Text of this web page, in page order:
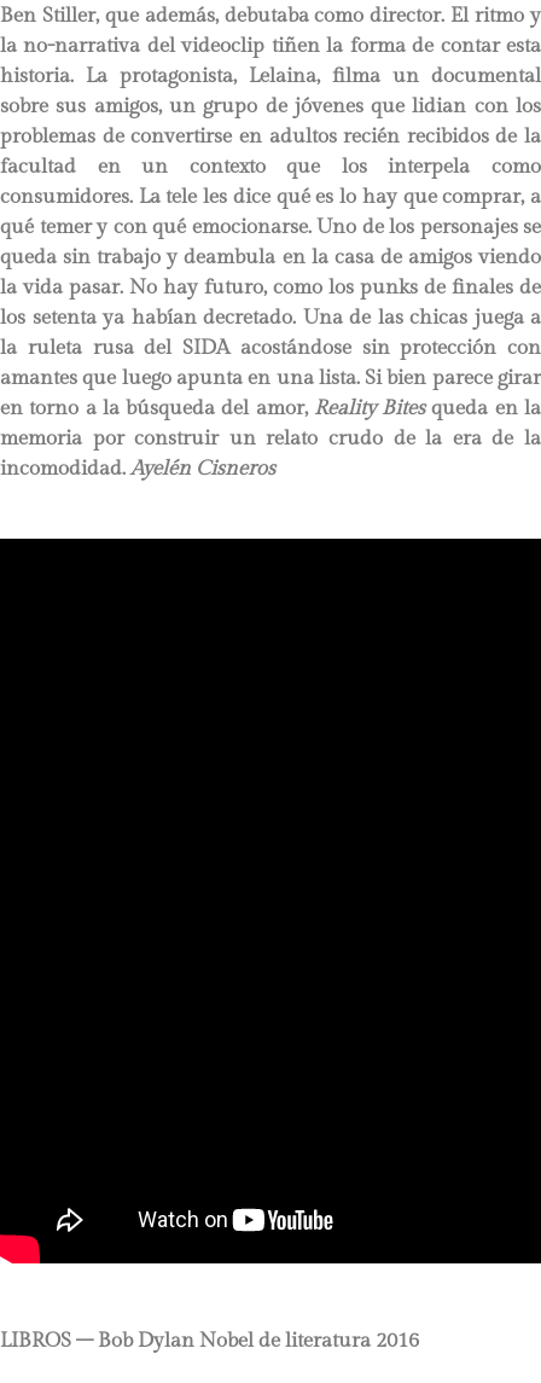
Ben Stiller, que además, debutaba como director. El ritmo y
la no-narrativa del videoclip tiñen la forma de contar esta
historia. La protagonista, Lelaina, filma un documental
sobre sus amigos, un grupo de jóvenes que lidian con los
problemas de convertirse en adultos recién recibidos de la
facultad en un contexto que los interpela como
consumidores. La tele les dice qué es lo hay que comprar, a
qué temer y con qué emocionarse. Uno de los personajes se
queda sin trabajo y deambula en la casa de amigos viendo
la vida pasar. No hay futuro, como los punks de finales de
los setenta ya habían decretado. Una de las chicas juega a
la ruleta rusa del SIDA acostándose sin protección con
amantes que luego apunta en una lista. Si bien parece girar
en torno a la búsqueda del amor, Reality Bitesqueda en la
memoria por construir un relato crudo de la era de la
incomodidad.Ayelén Cisneros
LIBROS – Bob Dylan Nobel de literatura 2016